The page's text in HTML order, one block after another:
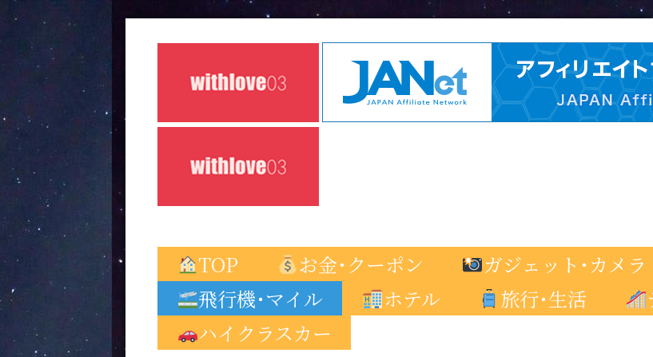
TOP お金･クーポン ガジェット･カメラ
飛行機･マイル
ホテル 旅行･生活
ハイクラスカー